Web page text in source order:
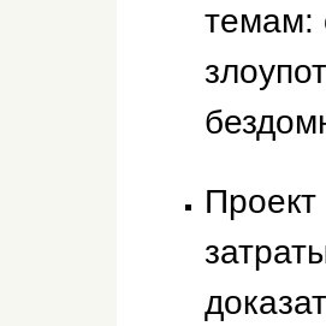
темам:
Проект